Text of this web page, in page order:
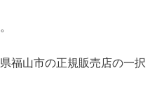
福山市の正規販売店の一択